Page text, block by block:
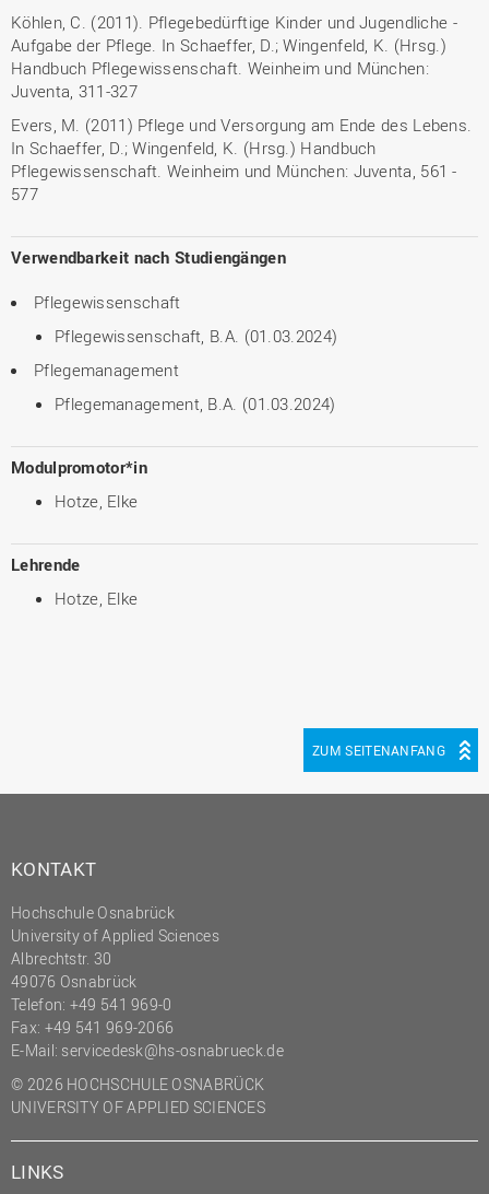
Köhlen, C. (2011). Pflegebedürftige Kinder und Jugendliche -
Aufgabe der Pflege. In Schaeffer, D.; Wingenfeld, K. (Hrsg.)
Handbuch Pflegewissenschaft. Weinheim und München:
Juventa, 311-327
Evers, M. (2011) Pflege und Versorgung am Ende des Lebens.
In Schaeffer, D.; Wingenfeld, K. (Hrsg.) Handbuch
Pflegewissenschaft. Weinheim und München: Juventa, 561 -
577
Verwendbarkeit nach Studiengängen
Pflegewissenschaft
Pflegewissenschaft, B.A. (01.03.2024)
Pflegemanagement
Pflegemanagement, B.A. (01.03.2024)
Modulpromotor*in
Hotze, Elke
Lehrende
Hotze, Elke
ZUM SEITENANFANG
KONTAKT
Hochschule Osnabrück
University of Applied Sciences
Albrechtstr. 30
49076 Osnabrück
Telefon: +49 541 969-0
Fax: +49 541 969-2066
E-Mail: servicedesk@hs-osnabrueck.de
© 2026 HOCHSCHULE OSNABRÜCK
UNIVERSITY OF APPLIED SCIENCES
LINKS